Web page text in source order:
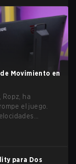
Movimiento en
Ropz, ha
el juego.
para Dos